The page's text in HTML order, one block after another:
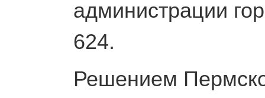
администрации
624.
Решением